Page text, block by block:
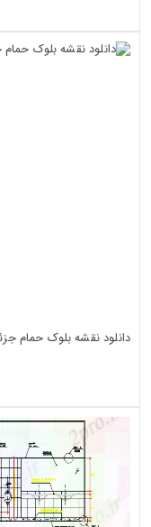
دانلود نقشه بلوک حمام